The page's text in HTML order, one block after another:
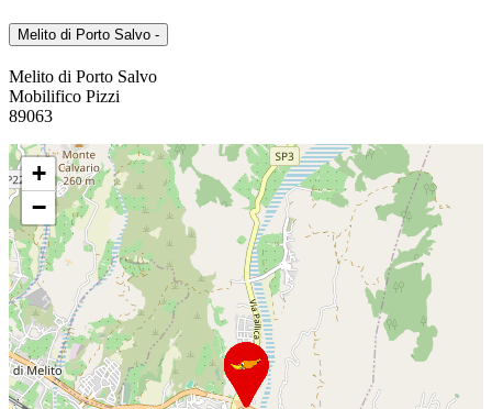
Melito di Porto Salvo -
Melito di Porto Salvo
Mobilifico Pizzi
89063
+
−